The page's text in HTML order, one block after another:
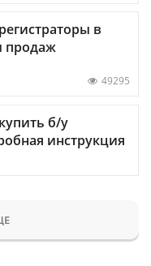
в
продаж
49295
б/у
инструкция